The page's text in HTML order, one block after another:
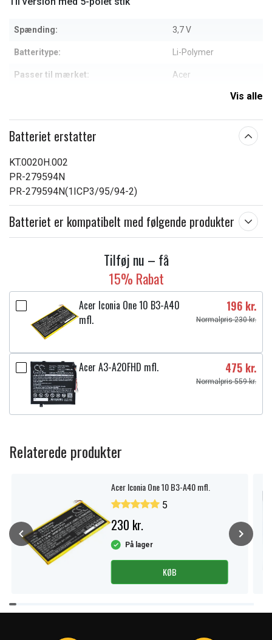
Spænding: 3,7 V
Batteritype: Li-Polymer
Passer til mærket: Acer
Vis alle
Batteriet erstatter
KT.0020H.002
PR-279594N
PR-279594N(1ICP3/95/94-2)
Batteriet er kompatibelt med følgende produkter
Tilføj nu – få
15% Rabat
Acer Iconia One 10 B3-A40
mfl.
196 kr.
Normalpris 230 kr.
Acer A3-A20FHD mfl. 475 kr.
Normalpris 559 kr.
Relaterede produkter
Acer Iconia One 10 B3-A40 mfl.
5
230 kr.
På lager
KØB
Item
1